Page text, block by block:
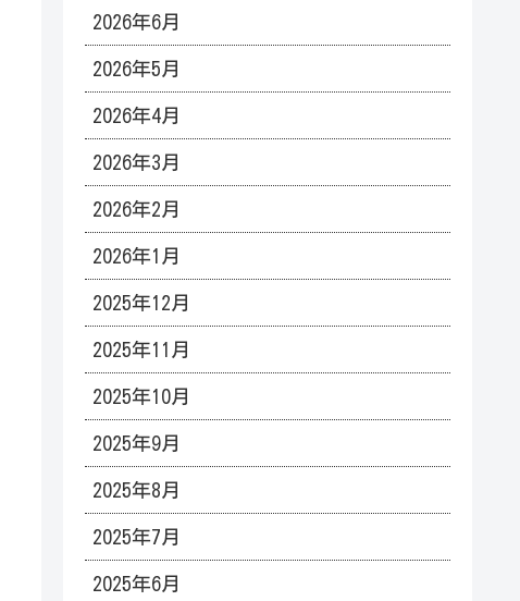
2026年6月
2026年5月
2026年4月
2026年3月
2026年2月
2026年1月
2025年12月
2025年11月
2025年10月
2025年9月
2025年8月
2025年7月
2025年6月